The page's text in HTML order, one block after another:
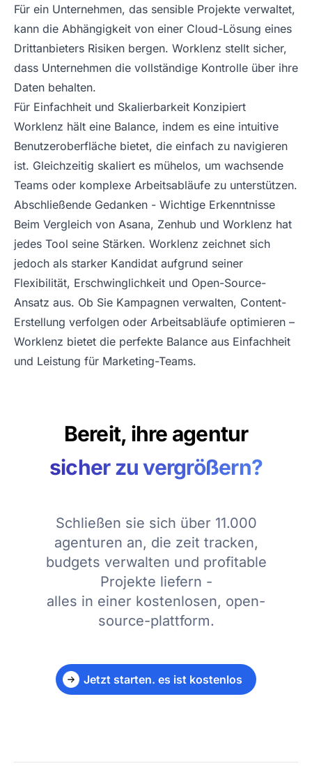
Für ein Unternehmen, das sensible Projekte verwaltet,
kann die Abhängigkeit von einer Cloud-Lösung eines
Drittanbieters Risiken bergen. Worklenz stellt sicher,
dass Unternehmen die vollständige Kontrolle über ihre
Daten behalten.
Für Einfachheit und Skalierbarkeit Konzipiert
Worklenz hält eine Balance, indem es eine intuitive
Benutzeroberfläche bietet, die einfach zu navigieren
ist. Gleichzeitig skaliert es mühelos, um wachsende
Teams oder komplexe Arbeitsabläufe zu unterstützen.
Abschließende Gedanken - Wichtige Erkenntnisse
Beim Vergleich von Asana, Zenhub und Worklenz hat
jedes Tool seine Stärken. Worklenz zeichnet sich
jedoch als starker Kandidat aufgrund seiner
Flexibilität, Erschwinglichkeit und Open-Source-
Ansatz aus. Ob Sie Kampagnen verwalten, Content-
Erstellung verfolgen oder Arbeitsabläufe optimieren –
Worklenz bietet die perfekte Balance aus Einfachheit
und Leistung für Marketing-Teams.
Bereit, ihre agentur
sicher zu vergrößern?
Schließen sie sich über 11.000
agenturen an, die zeit tracken,
budgets verwalten und profitable
Projekte liefern -
alles in einer kostenlosen, open-
source-plattform.
Jetzt starten. es ist kostenlos